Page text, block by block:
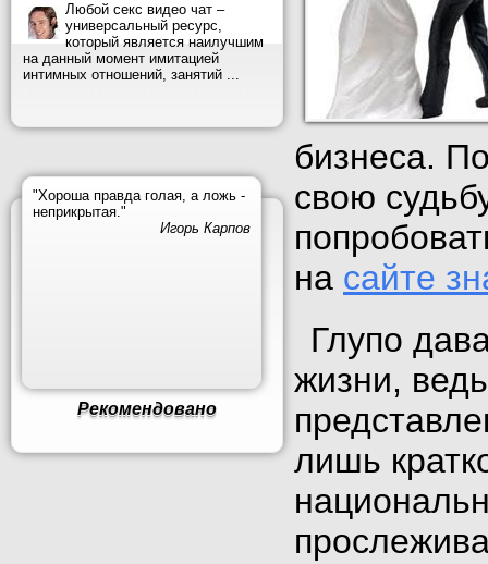
Любой секс видео чат –
универсальный ресурс,
который является наилучшим
на данный момент имитацией
интимных отношений, занятий ...
"Хороша правда голая, а ложь -
неприкрытая."
Игорь Карпов
Рекомендовано
бизнеса.
свою
на сайте
Глупо
жизни,
лишь